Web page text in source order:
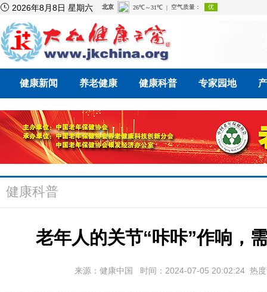
 2026年8月8日 星期六
健康新闻 养老健康 健康科普 专家园地
健康科普
老年人的关节“咔咔”作响，
来源：健康中国 时间：2024-07-05 20:02:24 热